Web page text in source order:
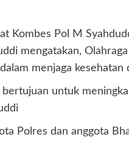
Kombes Pol M
mengatakan,
menjaga
bertujuan untuk
Polres dan anggota